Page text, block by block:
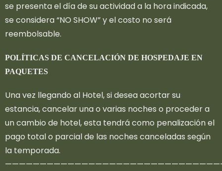
se presenta el día de su actividad a la hora indicada,
se considera “NO SHOW” y el costo no será
reembolsable.
POLÍTICAS DE CANCELACIÓN DE HOSPEDAJE EN
PAQUETES
Una vez llegando al Hotel, si desea acortar su
estancia, cancelar una o varias noches o proceder a
un cambio de hotel, esta tendrá como penalización el
pago total o parcial de las noches canceladas según
la temporada.